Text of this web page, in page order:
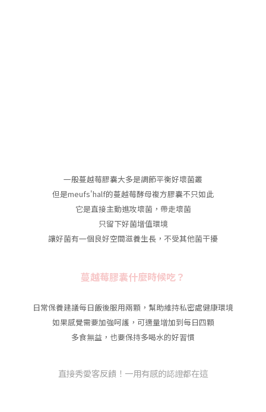
一般蔓越莓膠囊大多是調節平衡好壞菌叢
但是meufs'half的蔓越莓酵母複方膠囊不只如此
它是直接主動進攻壞菌，帶走壞菌
只留下好菌增值環境
讓好菌有一個良好空間滋養生長，不受其他菌干擾
蔓越莓膠囊什麼時候吃？
日常保養建議每日飯後服用兩顆，幫助維持私密處健康環境
如果感覺需要加強呵護，可適量增加到每日四顆
多食無益，也要保持多喝水的好習慣
直接秀愛客反饋！一用有感的認證都在這